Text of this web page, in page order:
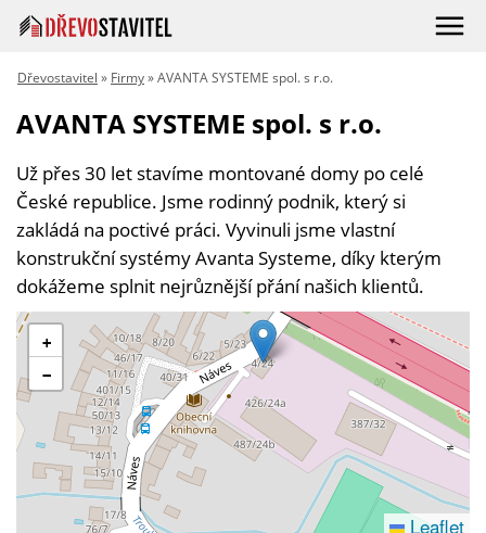
Dřevostavitel » Firmy» AVANTA SYSTEME spol. s r.o.
AVANTA SYSTEME spol. s r.o.
Už přes 30 let stavíme montované domy po celé
České republice. Jsme rodinný podnik, který si
zakládá na poctivé práci. Vyvinuli jsme vlastní
konstrukční systémy Avanta Systeme, díky kterým
dokážeme splnit nejrůznější přání našich klientů.
+
−
Leaflet